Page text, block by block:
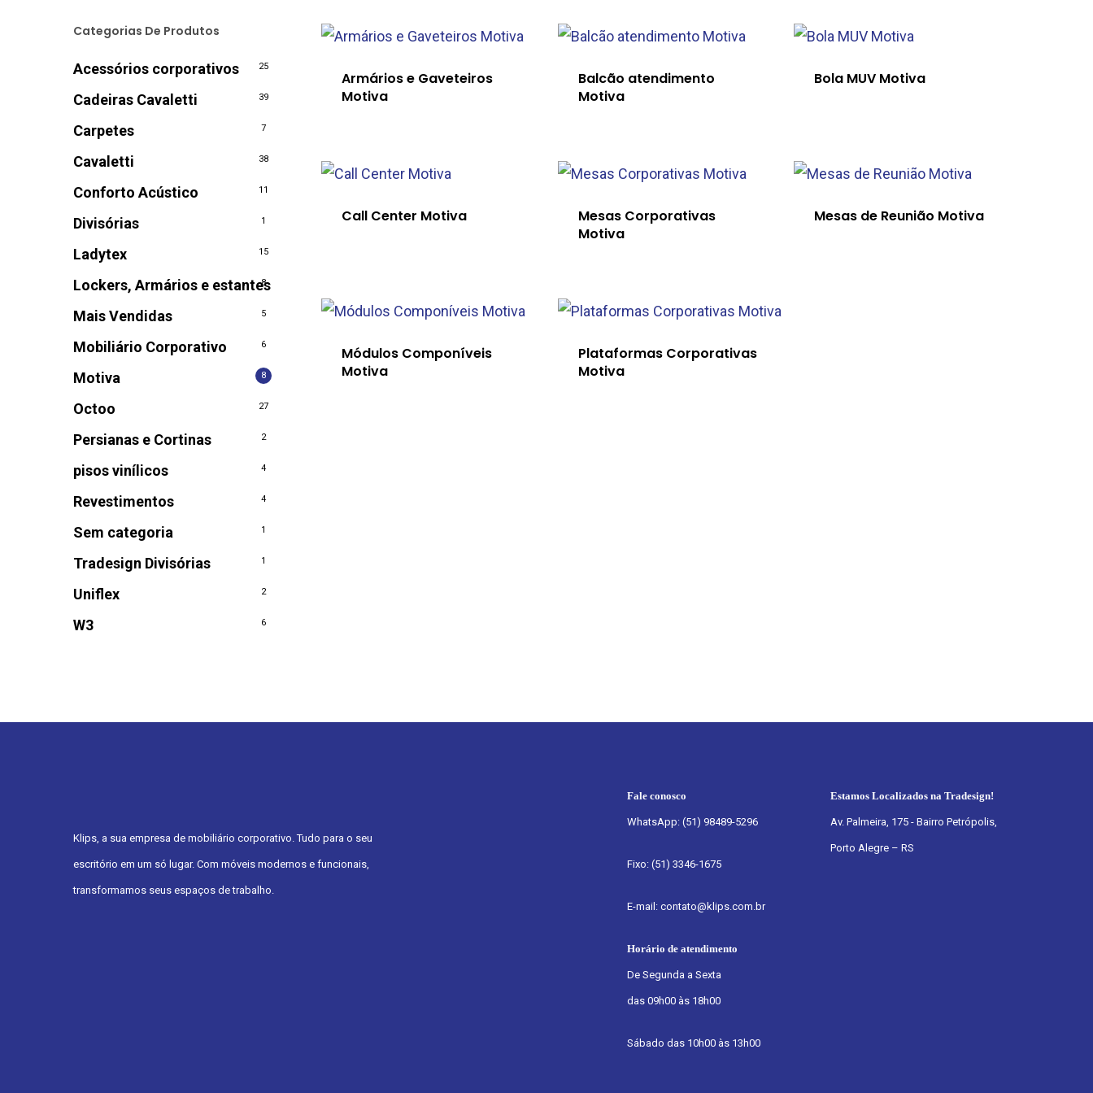
Categorias De Produtos
Acessórios corporativos 25
Cadeiras Cavaletti 39
Carpetes 7
Cavaletti 38
Conforto Acústico 11
Divisórias 1
Ladytex 15
Lockers, Armários e estantes
8
Mais Vendidas 5
Mobiliário Corporativo 6
Motiva 8
Octoo 27
Persianas e Cortinas 2
pisos vinílicos 4
Revestimentos 4
Sem categoria 1
Tradesign Divisórias 1
Uniflex 2
W3 6
Armários e Gaveteiros
Motiva
Balcão atendimento
Motiva
Bola MUV Motiva
Call Center Motiva
Mesas Corporativas
Motiva
Mesas de Reunião Motiva
Módulos Componíveis
Motiva
Plataformas Corporativas
Motiva
Klips, a sua empresa de mobiliário corporativo. Tudo para o seu
escritório em um só lugar. Com móveis modernos e funcionais,
transformamos seus espaços de trabalho.
Fale conosco
WhatsApp: (51) 98489-5296
Fixo: (51) 3346-1675
E-mail: contato@klips.com.br
Horário de atendimento
De Segunda a Sexta
das 09h00 às 18h00
Sábado das 10h00 às 13h00
Estamos Localizados na Tradesign!
Av. Palmeira, 175 - Bairro Petrópolis,
Porto Alegre – RS